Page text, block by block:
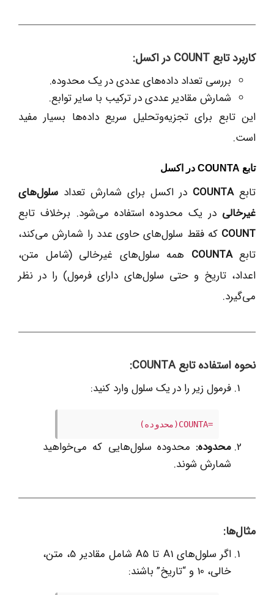
کاربرد تابع COUNT در اکسل:
بررسی تعداد داده‌های عددی در یک محدوده.
شمارش مقادیر عددی در ترکیب با سایر توابع.
این تابع برای تجزیه‌وتحلیل سریع داده‌ها بسیار مفید
است.
تابع COUNTA در اکسل
تابعCOUNTA در اکسل برای شمارش تعداد سلول‌های
غیرخالی در یک محدوده استفاده می‌شود. برخلاف تابع
COUNT که فقط سلول‌های حاوی عدد را شمارش می‌کند،
تابعCOUNTA همه سلول‌های غیرخالی (شامل متن،
اعداد، تاریخ و حتی سلول‌های دارای فرمول) را در نظر
می‌گیرد.
نحوه استفاده تابع COUNTA:
فرمول زیر را در یک سلول وارد کنید:
=COUNTA(محدوده)
محدوده: محدوده سلول‌هایی که می‌خواهید
شمارش شوند.
مثال‌ها:
اگر سلول‌های A1 تا A5 شامل مقادیر 5، متن،
خالی، 10 و “تاریخ” باشند: